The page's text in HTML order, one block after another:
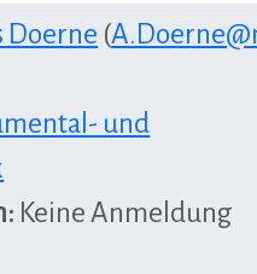
Doerne (
und
Keine Anmeldung